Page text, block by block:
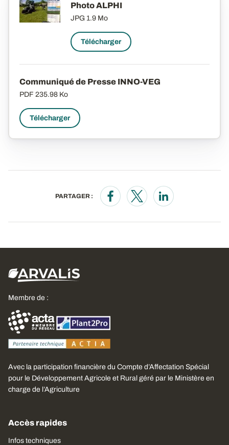
Photo ALPHI
JPG 1.9 Mo
Télécharger
Communiqué de Presse INNO-VEG
PDF 235.98 Ko
Télécharger
PARTAGER :
Opens in a new window
Opens in a new window
Opens in a new
Membre de :
Avec la participation financière du Compte d’Affectation Spécial
pour le Développement Agricole et Rural géré par le Ministère en
charge de l’Agriculture
Accès rapides
Infos techniques